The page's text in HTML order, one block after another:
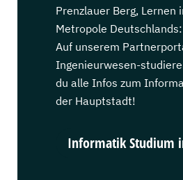
Prenzlauer Berg, Lernen
Metropole Deutschlands:
Auf unserem
Ingenieurwesen-
du alle Infos zum
der Hauptstadt!
Informatik Studium